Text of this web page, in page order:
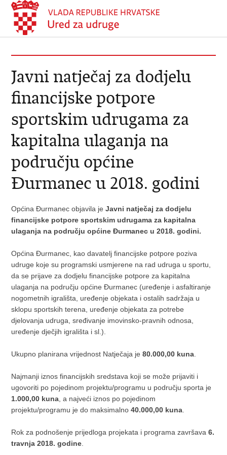
Javni natječaj za dodjelu
financijske potpore
sportskim udrugama za
kapitalna ulaganja na
području općine
Đurmanec u 2018. godini
Općina Đurmanec objavila jeJavni natječaj za dodjelu
financijske potpore sportskim udrugama za kapitalna
ulaganja na području općine Đurmanec u 2018. godini.
Općina Đurmanec, kao davatelj financijske potpore poziva
udruge koje su programski usmjerene na rad udruga u sportu,
da se prijave za dodjelu financijske potpore za kapitalna
ulaganja na području općine Đurmanec (uređenje i asfaltiranje
nogometnih igrališta, uređenje objekata i ostalih sadržaja u
sklopu sportskih terena, uređenje objekata za potrebe
djelovanja udruga, sređivanje imovinsko-pravnih odnosa,
uređenje dječjih igrališta i sl.).
Ukupno planirana vrijednost Natječaja je80.000,00 kuna
Najmanji iznos financijskih sredstava koji se može prijaviti i
ugovoriti po pojedinom projektu/programu u području sporta je
1.000,00 kuna , a najveći iznos po pojedinom
projektu/programu je do maksimalno40.000,00 kuna
Rok za podnošenje prijedloga projekata i programa završava6.
travnja 2018. godine